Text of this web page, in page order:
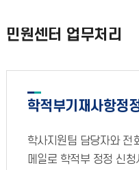
민원센터 업무처리
학적부기재사항정
학사지원팀 담당자와
메일로 학적부 정정 신